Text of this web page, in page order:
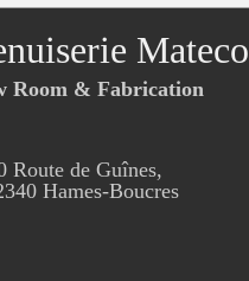
Mateco
Room & Fabrication
Route de Guînes,
Hames-Boucres